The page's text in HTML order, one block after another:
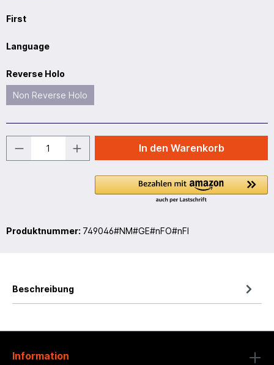
First
Language
Reverse Holo
Non Reverse Holo
In den Warenkorb
Produktnummer: 749046#NM#GE#nFO#nFI
Beschreibung
Information